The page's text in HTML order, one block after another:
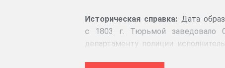
Историческая справка: Дата
с 1803 г. Тюрьмой заведовало
департаменту полиции